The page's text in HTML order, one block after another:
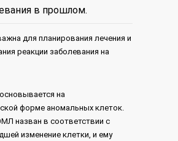
в прошлом.
для планирования лечения и
реакции заболевания на
на
форме аномальных клеток.
назван в соответствии с
изменение клетки, и ему